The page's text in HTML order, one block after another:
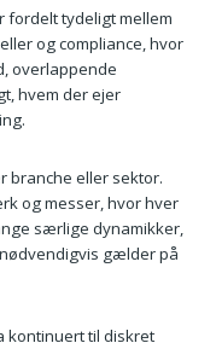
fordelt tydeligt mellem
og compliance, hvor
overlappende
hvem der ejer
branche eller sektor.
og messer, hvor hver
særlige dynamikker,
gælder på
kontinuert til diskret